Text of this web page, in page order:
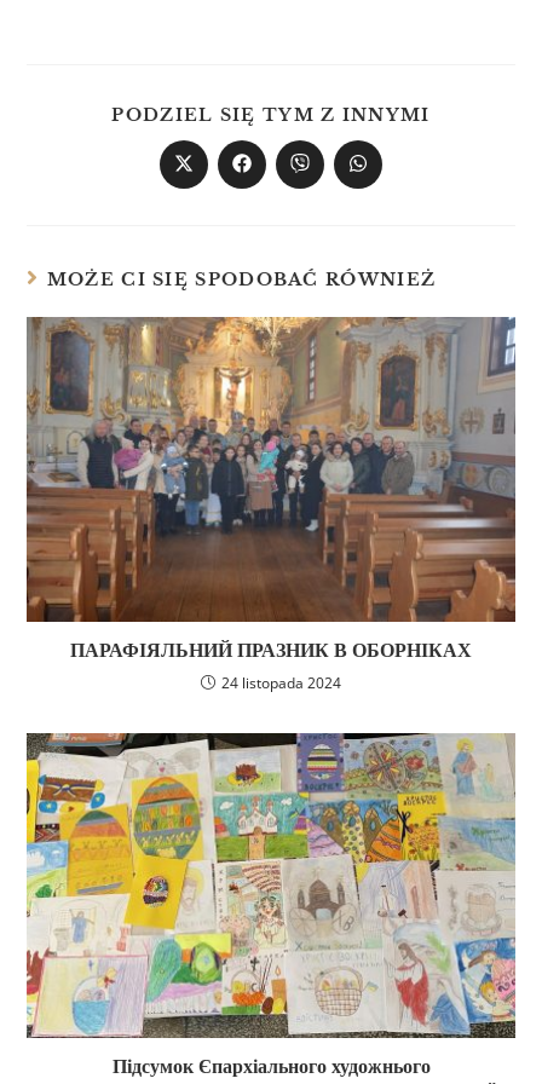
PODZIEL SIĘ TYM Z INNYMI
MOŻE CI SIĘ SPODOBAĆ RÓWNIEŻ
ПАРАФІЯЛЬНИЙ ПРАЗНИК В ОБОРНІКАХ
24 listopada 2024
Підсумок Єпархіального художнього